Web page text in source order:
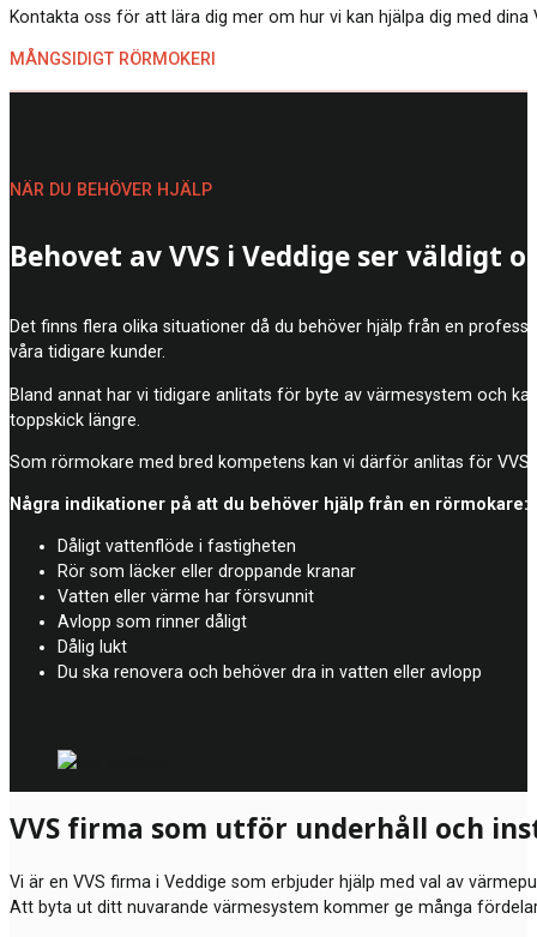
Kontakta oss för att lära dig mer om hur vi kan hjälpa dig med
MÅNGSIDIGT RÖRMOKERI
Behovet av VVS i Veddige ser väldigt
Det finns flera olika situationer då du behöver hjälp från en
våra tidigare kunder.
Bland annat har vi tidigare anlitats för byte av värmesystem och
toppskick längre.
Som rörmokare med bred kompetens kan vi därför anlitas för
Några indikationer på att du behöver hjälp från en rörmokare:
Dåligt vattenflöde i fastigheten
Rör som läcker eller droppande kranar
Vatten eller värme har försvunnit
Avlopp som rinner dåligt
Dålig lukt
Du ska renovera och behöver dra in vatten eller avlopp
NÄR DU BEHÖVER HJÄLP
VVS firma som utför underhåll och
Vi är en VVS firma i Veddige som erbjuder hjälp med val av
Att byta ut ditt nuvarande värmesystem kommer ge många